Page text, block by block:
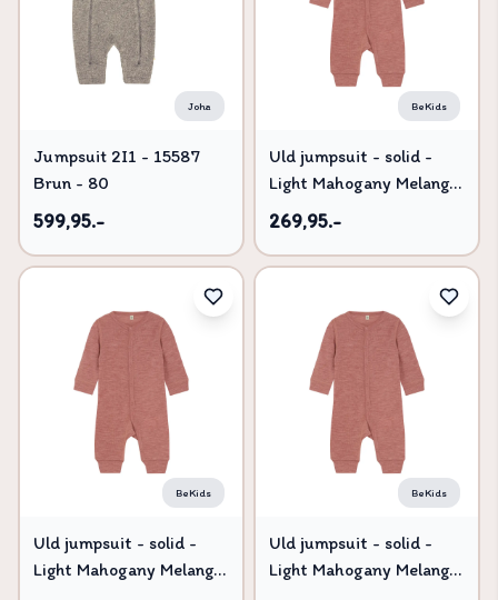
Joha
Jumpsuit 2I1 - 15587
Brun - 80
599,95.-
BeKids
Uld jumpsuit - solid -
Light Mahogany Melange
- 80
269,95.-
BeKids
Uld jumpsuit - solid -
Light Mahogany Melange
BeKids
Uld jumpsuit - solid -
Light Mahogany Melange